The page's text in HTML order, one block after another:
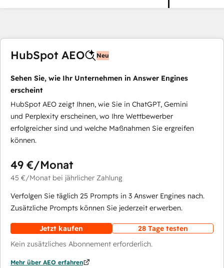
HubSpot AEO Neu
Sehen Sie, wie Ihr Unternehmen in Answer Engines
erscheint
HubSpot AEO zeigt Ihnen, wie Sie in ChatGPT, Gemini
und Perplexity erscheinen, wo Ihre Wettbewerber
erfolgreicher sind und welche Maßnahmen Sie ergreifen
können.
49 €/Monat
45 €/Monat bei jährlicher Zahlung
Verfolgen Sie täglich 25 Prompts in 3 Answer Engines nach.
Zusätzliche Prompts können Sie jederzeit erwerben.
Jetzt kaufen
28 Tage testen
Kein zusätzliches Abonnement erforderlich.
Mehr über AEO erfahren